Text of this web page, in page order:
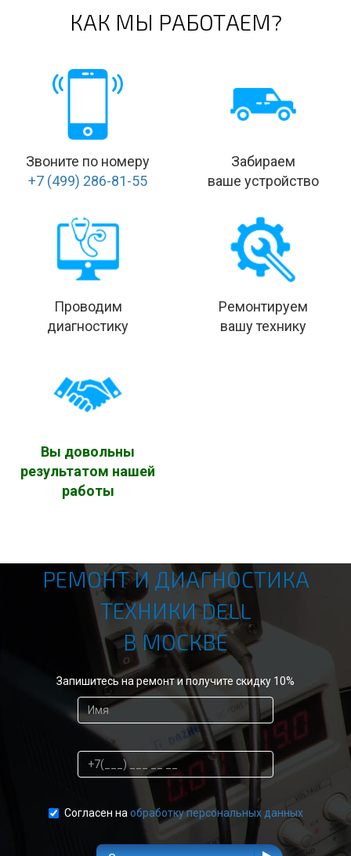
Звоните по номеру
Проводим
Ремонтируем
работы
ТЕХНИКИ DELL
В МОСКВЕ
Запишитесь на ремонт и получите скидку 10%
Согласен наобработку персональных данных
Записаться на ремонт